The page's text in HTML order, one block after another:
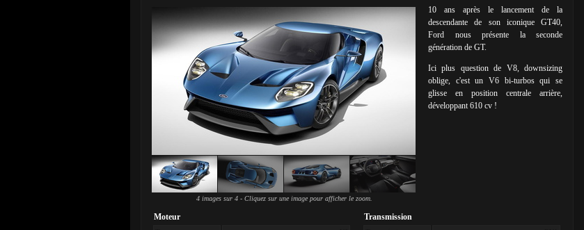
4 images sur 4 - Cliquez sur une image pour afficher le zoom.
10 ans après le lancement de la
descendante de son iconique GT40,
Ford nous présente la seconde
génération de GT.
Ici plus question de V8, downsizing
oblige, c'est un V6 bi-turbos qui se
glisse en position centrale arrière,
développant 610 cv !
Moteur Transmission